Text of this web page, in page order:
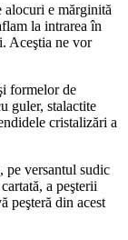
alocuri e mărginită
la intrarea în
Aceştia ne vor
formelor de
guler, stalactite
cristalizări a
pe versantul sudic
a peşterii
peşteră din acest